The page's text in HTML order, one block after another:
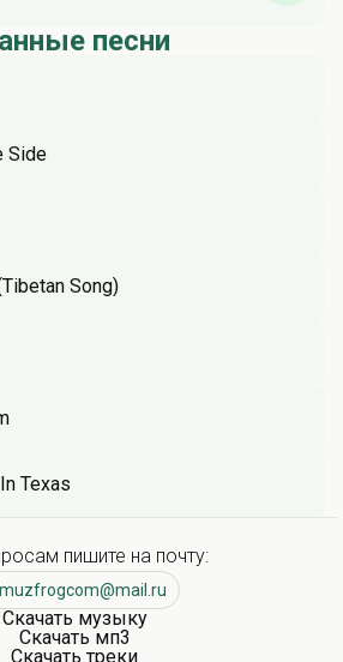
песни
Side
Song)
Texas
пишите на почту:
muzfrogcom@mail.ru
Скачать музыку
Скачать мп3
Скачать треки